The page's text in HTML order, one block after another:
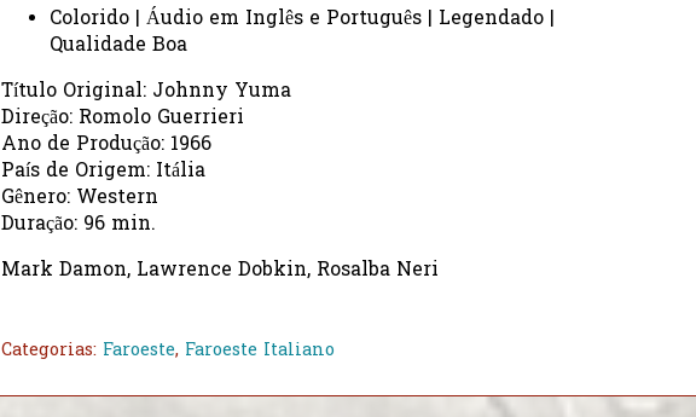
Colorido | Áudio em Inglês e Português | Legendado |
Qualidade Boa
Título Original: Johnny Yuma
Direção: Romolo Guerrieri
Ano de Produção: 1966
País de Origem: Itália
Gênero: Western
Duração: 96 min.
Mark Damon, Lawrence Dobkin, Rosalba Neri
Categorias: Faroeste, Faroeste Italiano